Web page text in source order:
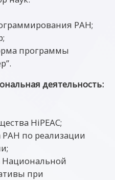
РАН;
программы
деятельность:
HiPEAC;
РАН по реализации
Национальной
при